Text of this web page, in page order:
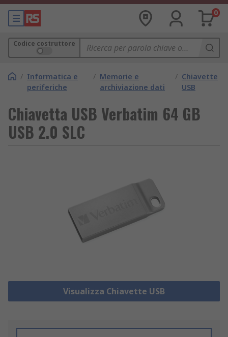
0
Codice costruttore
/ Informatica e
periferiche
/ Memorie e
archiviazione dati
/ Chiavette
USB
Chiavetta USB Verbatim 64 GB
USB 2.0 SLC
Visualizza Chiavette USB